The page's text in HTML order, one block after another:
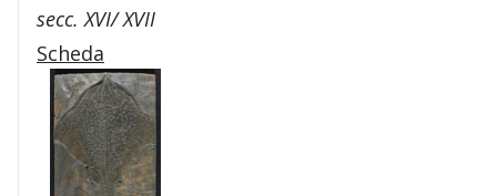
secc. XVI/ XVII
Scheda